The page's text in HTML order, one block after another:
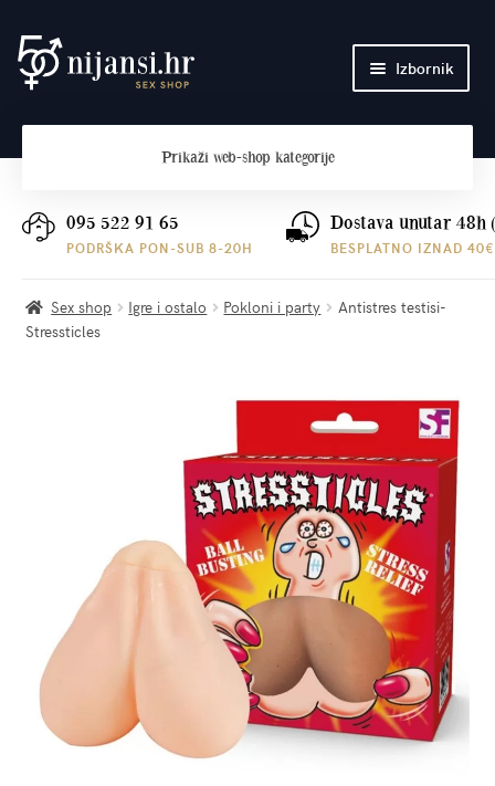
Preskoči
na
Skoči
do
Izbornik
Plaćanje i dostava
Prikaži web-shop kategorije
095 522 91 65
PODRŠKA PON-SUB 8-20H
Dostava unutar 48h
BESPLATNO IZNAD 40€
Sex shop Igre i ostalo Pokloni i party
Antistres testisi-
Stressticles